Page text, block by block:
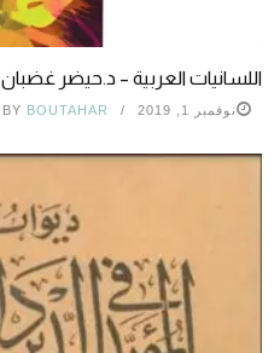
اللسانيات العربية – د.حيضر غضبان
نوفمبر 1, 2019 BY BOUTAHAR